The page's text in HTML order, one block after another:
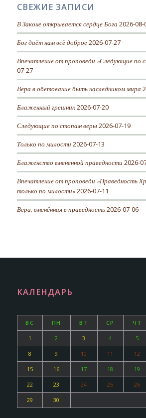
СВЕЖИЕ ЗАПИСИ
В Законе открывается сердце Бога 2026-08-
Бог даёт нам всё доброе 2026-07-27
Впечатление от проповеди «Следующие по
07-27
Вера в обетование быть наследником мира
Блаженный грешник 2026-07-20
Следующие по стопам веры 2026-07-19
Только по милости 2026-07-13
Блаженство вмененной праведности 2026-
Впечатление от проповеди «Праведность
только по милости» 2026-07-11
Вера, вменённая в праведность 2026-07-06
КАЛЕНДАРЬ
ВС ПН ВТ СР ЧТ
1 2 3 4 5
8 9 10 11 12
15 16 17 18 19
22 23 24 25 26
29 30